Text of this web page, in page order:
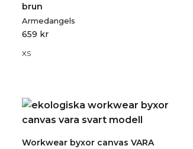
brun
Armedangels
659 kr
XS
Workwear byxor canvas VARA